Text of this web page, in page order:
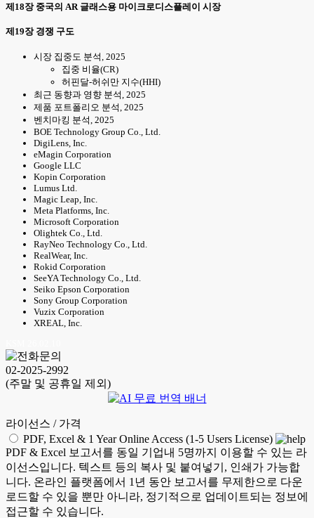
제18장 중국의 AR 글래스용 마이크로디스플레이 시장
제19장 경쟁 구도
시장 집중도 분석, 2025
집중 비율(CR)
허핀달-허쉬만 지수(HHI)
최근 동향과 영향 분석, 2025
제품 포트폴리오 분석, 2025
벤치마킹 분석, 2025
BOE Technology Group Co., Ltd.
DigiLens, Inc.
eMagin Corporation
Google LLC
Kopin Corporation
Lumus Ltd.
Magic Leap, Inc.
Meta Platforms, Inc.
Microsoft Corporation
Olightek Co., Ltd.
RayNeo Technology Co., Ltd.
RealWear, Inc.
Rokid Corporation
SeeYA Technology Co., Ltd.
Seiko Epson Corporation
Sony Group Corporation
Vuzix Corporation
XREAL, Inc.
02-2025-2992
(주말 및 공휴일 제외)
라이선스 / 가격
PDF, Excel & 1 Year Online Access (1-5 Users License)
PDF & Excel 보고서를 동일 기업내 5명까지 이용할 수 있는 라
이선스입니다. 텍스트 등의 복사 및 붙여넣기, 인쇄가 가능합
니다. 온라인 플랫폼에서 1년 동안 보고서를 무제한으로 다운
로드할 수 있을 뿐만 아니라, 정기적으로 업데이트되는 정보에
접근할 수 있습니다.